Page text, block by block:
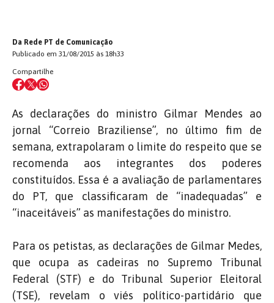
Da Rede PT de Comunicação
Publicado em 31/08/2015 às 18h33
Compartilhe
As declarações do ministro Gilmar Mendes ao
jornal “Correio Braziliense”, no último fim de
semana, extrapolaram o limite do respeito que se
recomenda aos integrantes dos poderes
constituídos. Essa é a avaliação de parlamentares
do PT, que classificaram de “inadequadas” e
“inaceitáveis” as manifestações do ministro.
Para os petistas, as declarações de Gilmar Medes,
que ocupa as cadeiras no Supremo Tribunal
Federal (STF) e do Tribunal Superior Eleitoral
(TSE), revelam o viés político-partidário que